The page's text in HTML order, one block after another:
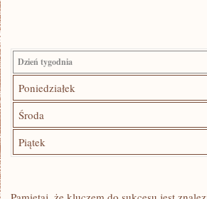
Dzień tygodnia
Poniedziałek
Środa
Piątek